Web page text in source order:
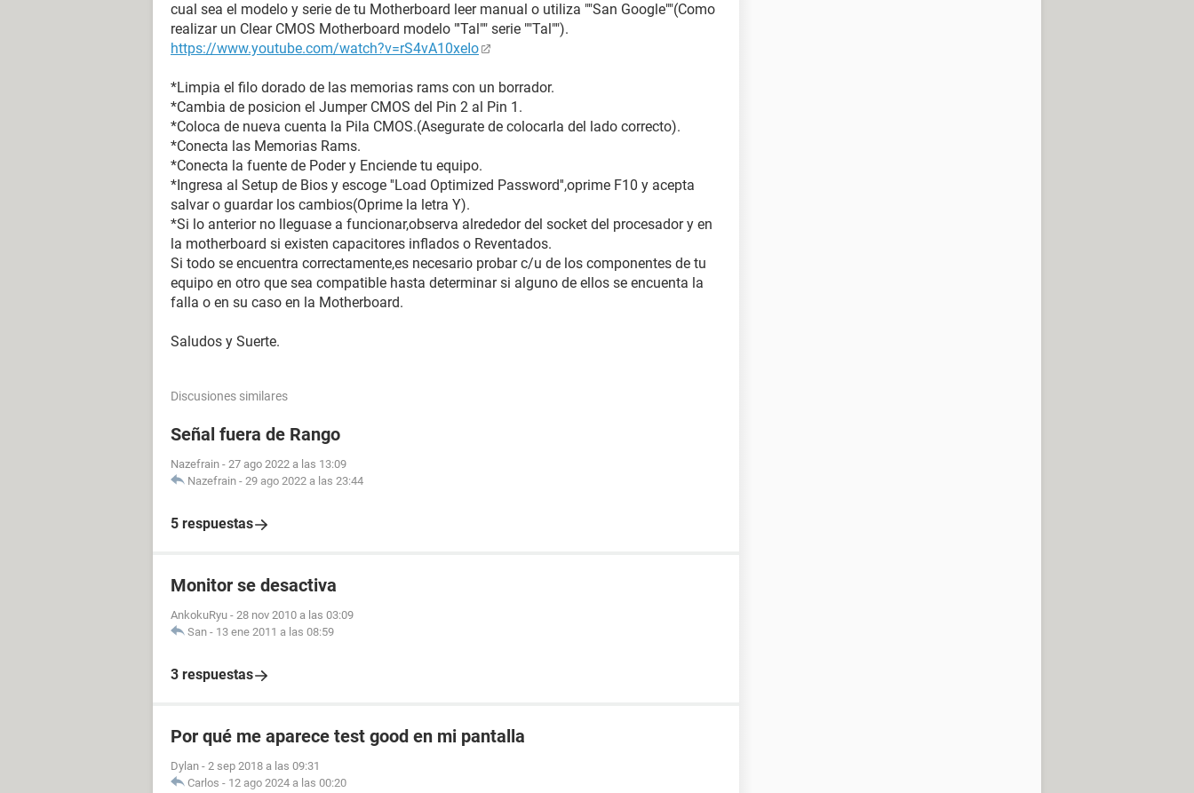
cual sea el modelo y serie de tu Motherboard leer manual o utiliza ""San Google""(Como
realizar un Clear CMOS Motherboard modelo "'Tal"" serie ""Tal"").
https://www.youtube.com/watch?v=rS4vA10xeIo
*Limpia el filo dorado de las memorias rams con un borrador.
*Cambia de posicion el Jumper CMOS del Pin 2 al Pin 1.
*Coloca de nueva cuenta la Pila CMOS.(Asegurate de colocarla del lado correcto).
*Conecta las Memorias Rams.
*Conecta la fuente de Poder y Enciende tu equipo.
*Ingresa al Setup de Bios y escoge ''Load Optimized Password'',oprime F10 y acepta
salvar o guardar los cambios(Oprime la letra Y).
*Si lo anterior no lleguase a funcionar,observa alrededor del socket del procesador y en
la motherboard si existen capacitores inflados o Reventados.
Si todo se encuentra correctamente,es necesario probar c/u de los componentes de tu
equipo en otro que sea compatible hasta determinar si alguno de ellos se encuenta la
falla o en su caso en la Motherboard.
Saludos y Suerte.
Discusiones similares
Señal fuera de Rango
Nazefrain - 27 ago 2022 a las 13:09
Nazefrain - 29 ago 2022 a las 23:44
5 respuestas
Monitor se desactiva
AnkokuRyu - 28 nov 2010 a las 03:09
San - 13 ene 2011 a las 08:59
3 respuestas
Por qué me aparece test good en mi pantalla
Dylan - 2 sep 2018 a las 09:31
Carlos - 12 ago 2024 a las 00:20